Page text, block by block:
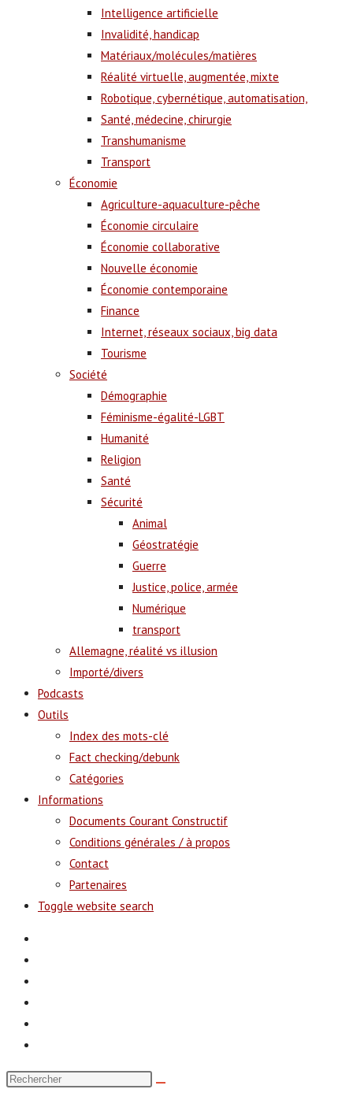
Intelligence artificielle
Invalidité, handicap
Matériaux/molécules/matières
Réalité virtuelle, augmentée, mixte
Robotique, cybernétique, automatisation,
Santé, médecine, chirurgie
Transhumanisme
Transport
Économie
Agriculture-aquaculture-pêche
Économie circulaire
Économie collaborative
Nouvelle économie
Économie contemporaine
Finance
Internet, réseaux sociaux, big data
Tourisme
Société
Démographie
Féminisme-égalité-LGBT
Humanité
Religion
Santé
Sécurité
Animal
Géostratégie
Guerre
Justice, police, armée
Numérique
transport
Allemagne, réalité vs illusion
Importé/divers
Podcasts
Outils
Index des mots-clé
Fact checking/debunk
Catégories
Informations
Documents Courant Constructif
Conditions générales / à propos
Contact
Partenaires
Toggle website search